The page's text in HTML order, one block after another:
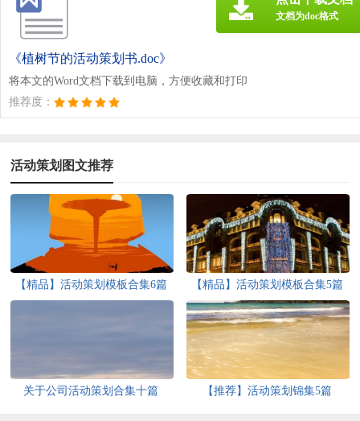
《植树节的活动策划书.doc》
将本文的Word文档下载到电脑，方便收藏和打印
推荐度：
文档为doc格式
活动策划图文推荐
【精品】活动策划模板合集6篇 【精品】活动策划模板合集5篇
关于公司活动策划合集十篇 【推荐】活动策划锦集5篇